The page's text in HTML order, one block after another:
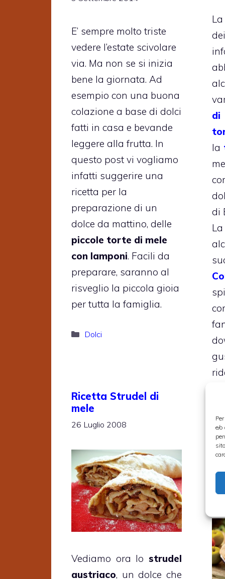
e/
E’ sempre molto triste
vedere l’estate scivolare
via. Ma non se si inizia
bene la giornata. Ad
esempio con una buona
colazione a base di dolci
fatti in casa e bevande
leggere alla frutta. In
questo post vi vogliamo
infatti suggerire una
ricetta per la
preparazione di un
dolce da mattino, delle
piccole torte di mele
con lamponi. Facili da
preparare, saranno al
risveglio la piccola gioia
per tutta la famiglia.
Categorie
Dolci
La
di
la
di
Ricetta Strudel di
mele
26 Luglio 2008
Vediamo ora lo strudel
austriaco, un dolce che